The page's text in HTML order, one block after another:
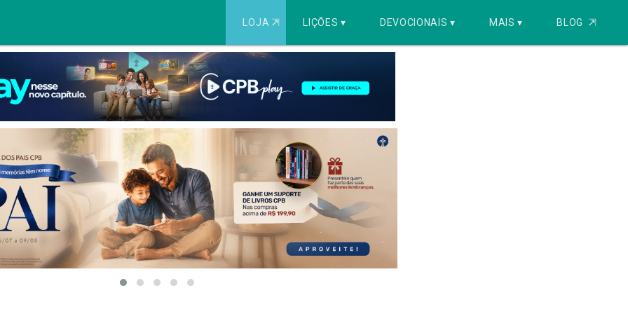
LOJA ⇱ LIÇÕES ▾ DEVOCIONAIS ▾ MAIS ▾ BLOG ⇱